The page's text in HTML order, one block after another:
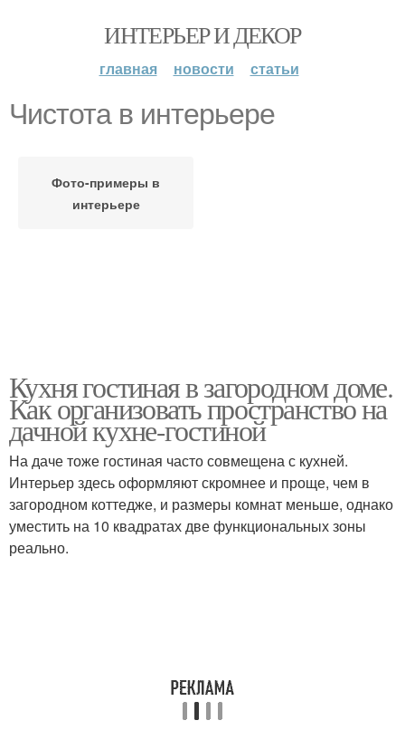
ИНТЕРЬЕР И ДЕКОР
главная новости статьи
Чистота в интерьере
Фото-примеры в
интерьере
Кухня гостиная в загородном доме.
Как организовать пространство на
дачной кухне-гостиной
На даче тоже гостиная часто совмещена с кухней.
Интерьер здесь оформляют скромнее и проще, чем в
загородном коттедже, и размеры комнат меньше, однако
уместить на 10 квадратах две функциональных зоны
реально.